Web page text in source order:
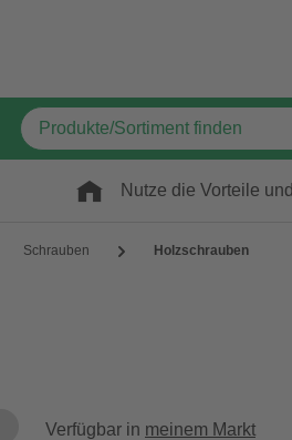
Nutze die Vorteile und
Schrauben Holzschrauben
Verfügbar in meinem Markt